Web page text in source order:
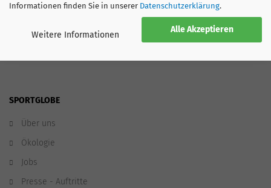
Informationen finden Sie in unserer Datenschutzerklärung.
Alle Akzeptieren
Weitere Informationen
SPORTGLOBE
Über uns
Ökologie
Jobs
Presse - Auftritte